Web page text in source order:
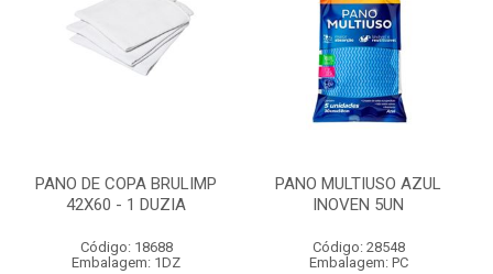
PANO DE COPA BRULIMP
42X60 - 1 DUZIA
Código: 18688
Embalagem: 1DZ
PANO MULTIUSO AZUL
INOVEN 5UN
Código: 28548
Embalagem: PC